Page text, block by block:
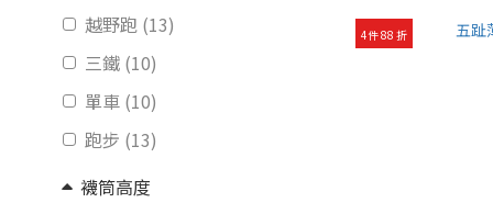
越野跑 (13)
三鐵 (10)
單車 (10)
跑步 (13)
襪筒高度
4件 88 折